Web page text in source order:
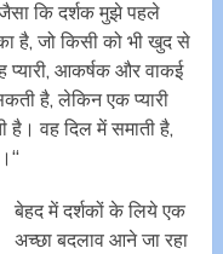
कि दर्शक मुझे पहले
है, जो किसी को भी खुद से
आकर्षक और वाकई
है, लेकिन एक प्यारी
वह दिल में समाती है,
बेहद में दर्शकों के लिये एक
अच्छा बदलाव आने जा रहा